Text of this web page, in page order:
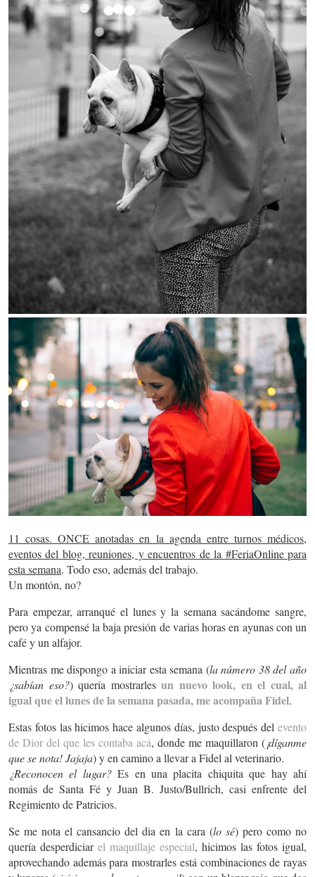
11 cosas. ONCE anotadas en la agenda entre turnos médicos,
eventos del blog, reuniones, y encuentros de la #FeriaOnline para
esta semana. Todo eso, además del trabajo.
Un montón, no?
Para empezar, arranqué el lunes y la semana sacándome sangre,
pero ya compensé la baja presión de varias horas en ayunas con un
café y un alfajor.
Mientras me dispongo a iniciar esta semana (la número 38 del año
¿sabían eso?) quería mostrarles un nuevo look, en el cual, al
igual que el lunes de la semana pasada, me acompaña Fidel.
Estas fotos las hicimos hace algunos días, justo después del evento
de Dior del que les contaba acá, donde me maquillaron (¡díganme
que se nota! Jajaja) y en camino a llevar a Fidel al veterinario.
¿Reconocen el lugar?Es en una placita chiquita que hay ahí
nomás de Santa Fé y Juan B. Justo/Bullrich, casi enfrente del
Regimiento de Patricios.
Se me nota el cansancio del dia en la cara (lo sé) pero como no
quería desperdiciar el maquillaje especial, hicimos las fotos igual,
aprovechando además para mostrarles está combinaciones de rayas